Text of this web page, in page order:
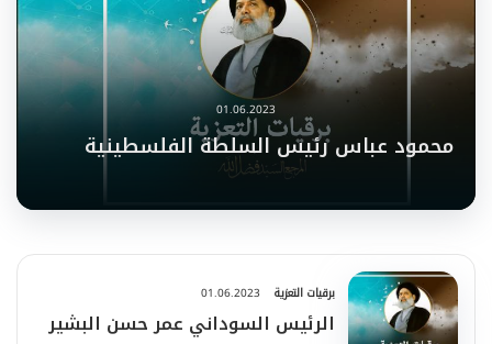
01.06.2023
محمود عباس رئيس السلطة الفلسطينية
برقيات التعزية 01.06.2023
الرئيس السوداني عمر حسن البشير